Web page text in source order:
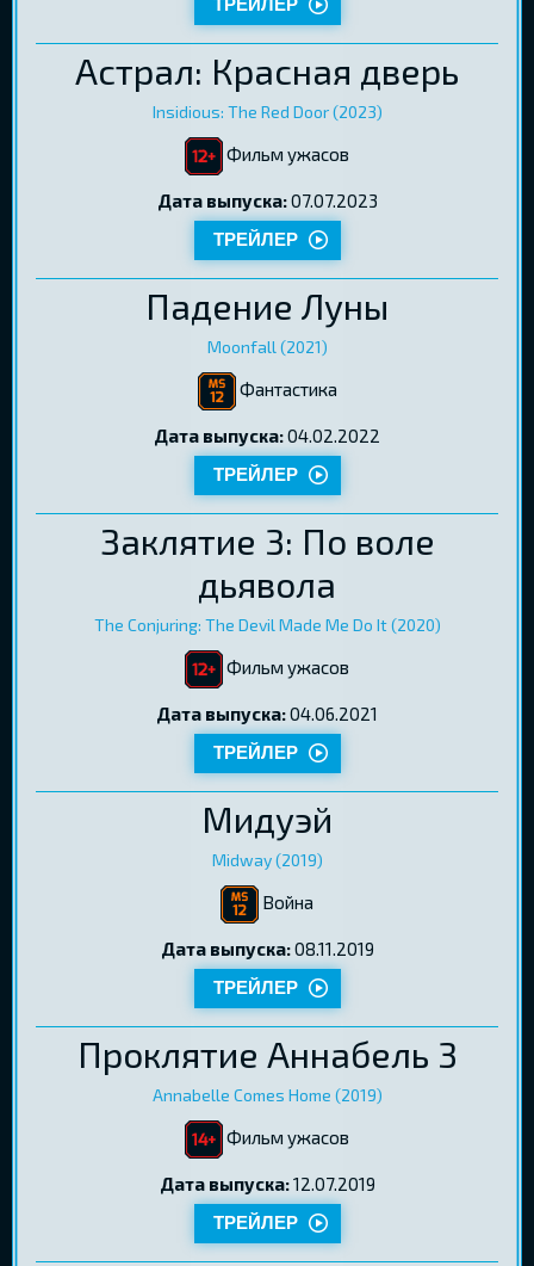
ТРЕЙЛЕР
Астрал: Красная дверь
Insidious: The Red Door (2023)
Фильм ужасов
Дата выпуска:07.07.2023
ТРЕЙЛЕР
Падение Луны
Moonfall (2021)
Фантастика
Дата выпуска:04.02.2022
ТРЕЙЛЕР
Заклятие 3: По воле
дьявола
The Conjuring: The Devil Made Me Do It (2020)
Фильм ужасов
Дата выпуска:04.06.2021
ТРЕЙЛЕР
Мидуэй
Midway (2019)
Bойна
Дата выпуска:08.11.2019
ТРЕЙЛЕР
Проклятие Аннабель 3
Annabelle Comes Home (2019)
Фильм ужасов
Дата выпуска:12.07.2019
ТРЕЙЛЕР